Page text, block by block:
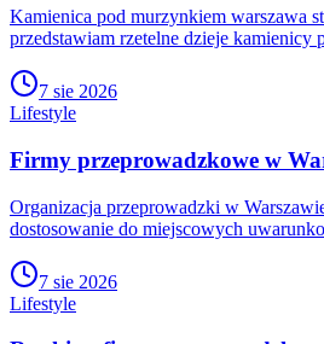
Kamienica pod murzynkiem warszawa
przedstawiam rzetelne dzieje
7 sie 2026
Lifestyle
Firmy przeprowadzkowe w
Organizacja przeprowadzki w
dostosowanie do miejscowych
7 sie 2026
Lifestyle